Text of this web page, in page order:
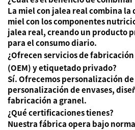
La miel con jalea real combina
miel con los componentes
jalea real, creando un producto
para el consumo diario.
¿Ofrecen servicios de
(OEM) y etiquetado privado?
Sí. Ofrecemos personalización
personalización de envases,
fabricación a granel.
¿Qué certificaciones tienes?
Nuestra fábrica opera bajo